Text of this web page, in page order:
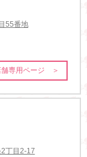
55番地
舗専用ページ ＞
丁目2-17